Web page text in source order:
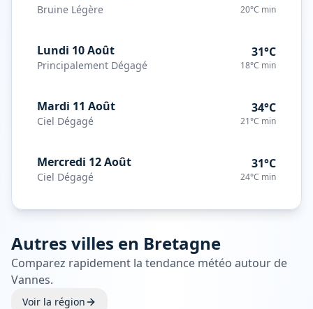
Bruine Légère 20°C min
Lundi 10 Août
Principalement Dégagé
31°C
18°C min
Mardi 11 Août
Ciel Dégagé
34°C
21°C min
Mercredi 12 Août
Ciel Dégagé
31°C
24°C min
Autres villes en Bretagne
Comparez rapidement la tendance météo autour de
Vannes.
Voir la région